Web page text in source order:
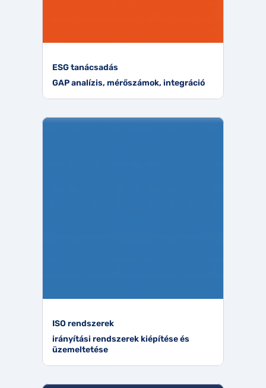
ESG tanácsadás
GAP analízis, mérőszámok, integráció
ISO rendszerek
irányítási rendszerek kiépítése és
üzemeltetése